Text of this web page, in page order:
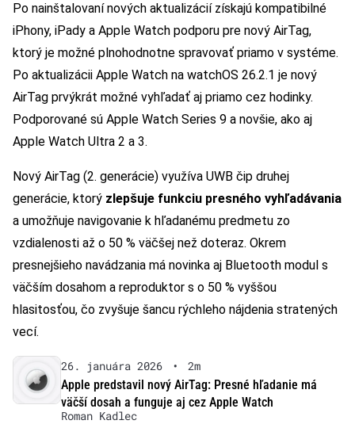
Po nainštalovaní nových aktualizácií získajú kompatibilné
iPhony, iPady a Apple Watch podporu pre nový AirTag,
ktorý je možné plnohodnotne spravovať priamo v systéme.
Po aktualizácii Apple Watch na watchOS 26.2.1 je nový
AirTag prvýkrát možné vyhľadať aj priamo cez hodinky.
Podporované sú Apple Watch Series 9 a novšie, ako aj
Apple Watch Ultra 2 a 3.
Nový AirTag (2. generácie) využíva UWB čip druhej
generácie, ktorý zlepšuje funkciu presného vyhľadávania
a umožňuje navigovanie k hľadanému predmetu zo
vzdialenosti až o 50 % väčšej než doteraz. Okrem
presnejšieho navádzania má novinka aj Bluetooth modul s
väčším dosahom a reproduktor s o 50 % vyššou
hlasitosťou, čo zvyšuje šancu rýchleho nájdenia stratených
vecí.
26. januára 2026 •
2m
Apple predstavil nový AirTag: Presné hľadanie má
väčší dosah a funguje aj cez Apple Watch
Roman Kadlec